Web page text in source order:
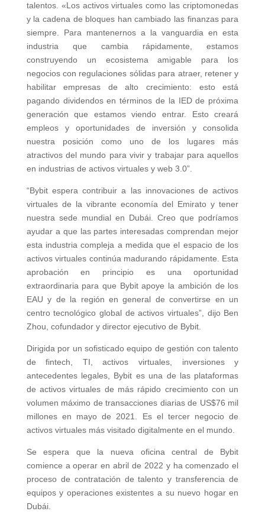
talentos. «Los activos virtuales como las criptomonedas
y la cadena de bloques han cambiado las finanzas para
siempre. Para mantenernos a la vanguardia en esta
industria que cambia rápidamente, estamos
construyendo un ecosistema amigable para los
negocios con regulaciones sólidas para atraer, retener y
habilitar empresas de alto crecimiento: esto está
pagando dividendos en términos de la IED de próxima
generación que estamos viendo entrar. Esto creará
empleos y oportunidades de inversión y consolida
nuestra posición como uno de los lugares más
atractivos del mundo para vivir y trabajar para aquellos
en industrias de activos virtuales y web 3.0”.
“Bybit espera contribuir a las innovaciones de activos
virtuales de la vibrante economía del Emirato y tener
nuestra sede mundial en Dubái. Creo que podríamos
ayudar a que las partes interesadas comprendan mejor
esta industria compleja a medida que el espacio de los
activos virtuales continúa madurando rápidamente. Esta
aprobación en principio es una oportunidad
extraordinaria para que Bybit apoye la ambición de los
EAU y de la región en general de convertirse en un
centro tecnológico global de activos virtuales”, dijo Ben
Zhou, cofundador y director ejecutivo de Bybit.
Dirigida por un sofisticado equipo de gestión con talento
de fintech, TI, activos virtuales, inversiones y
antecedentes legales, Bybit es una de las plataformas
de activos virtuales de más rápido crecimiento con un
volumen máximo de transacciones diarias de US$76 mil
millones en mayo de 2021. Es el tercer negocio de
activos virtuales más visitado digitalmente en el mundo.
Se espera que la nueva oficina central de Bybit
comience a operar en abril de 2022 y ha comenzado el
proceso de contratación de talento y transferencia de
equipos y operaciones existentes a su nuevo hogar en
Dubái.